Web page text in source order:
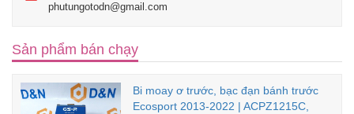
phutungotodn@gmail.com
Sản phẩm bán chạy
Bi moay ơ trước, bạc đạn bánh trước
Ecosport 2013-2022 | ACPZ1215C,